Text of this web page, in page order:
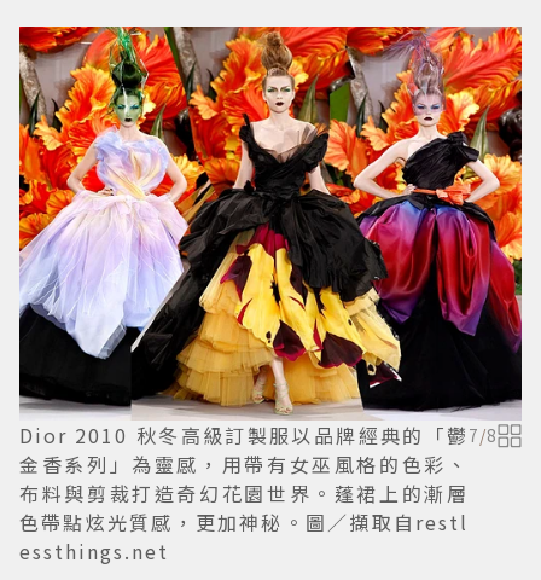
Dior 2010 秋冬高級訂製服以品牌經典的「鬱
金香系列」為靈感，用帶有女巫風格的色彩、
布料與剪裁打造奇幻花園世界。蓬裙上的漸層
色帶點炫光質感，更加神秘。圖／擷取自restl
essthings.net
7/8